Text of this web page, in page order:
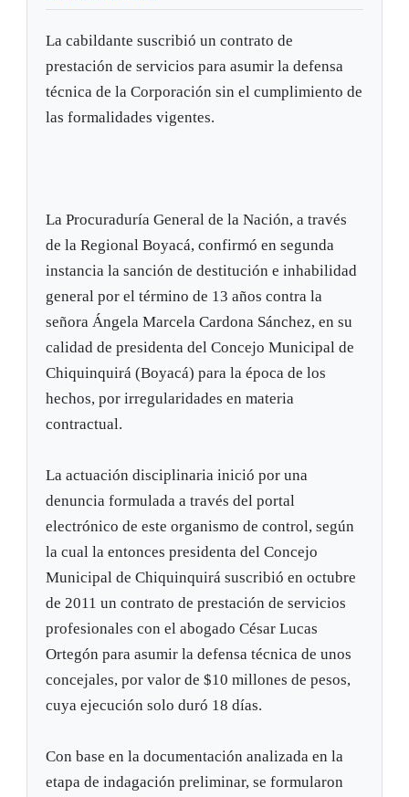
La cabildante suscribió un contrato de
prestación de servicios para asumir la defensa
técnica de la Corporación sin el cumplimiento de
las formalidades vigentes.
La Procuraduría General de la Nación, a través
de la Regional Boyacá, confirmó en segunda
instancia la sanción de destitución e inhabilidad
general por el término de 13 años contra la
señora Ángela Marcela Cardona Sánchez, en su
calidad de presidenta del Concejo Municipal de
Chiquinquirá (Boyacá) para la época de los
hechos, por irregularidades en materia
contractual.
La actuación disciplinaria inició por una
denuncia formulada a través del portal
electrónico de este organismo de control, según
la cual la entonces presidenta del Concejo
Municipal de Chiquinquirá suscribió en octubre
de 2011 un contrato de prestación de servicios
profesionales con el abogado César Lucas
Ortegón para asumir la defensa técnica de unos
concejales, por valor de $10 millones de pesos,
cuya ejecución solo duró 18 días.
Con base en la documentación analizada en la
etapa de indagación preliminar, se formularon